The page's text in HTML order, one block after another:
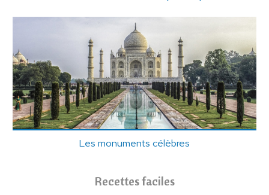
Les monuments célèbres
Recettes faciles